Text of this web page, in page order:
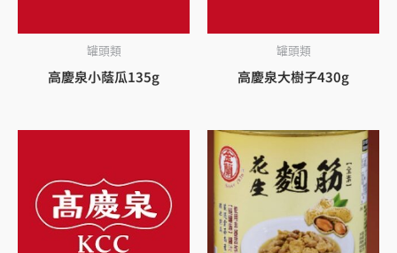
罐頭類
高慶泉小蔭瓜135g
罐頭類
高慶泉大樹子430g